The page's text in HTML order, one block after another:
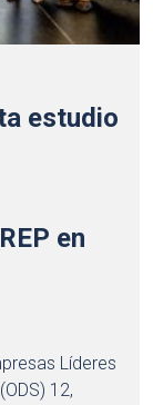
estudio
en
Líderes
12,